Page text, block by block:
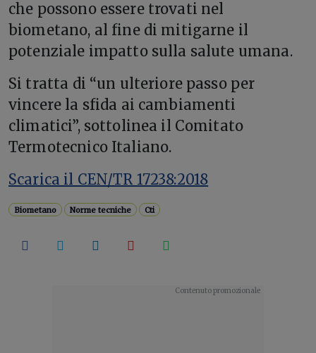
che possono essere trovati nel
biometano, al fine di mitigarne il
potenziale impatto sulla salute umana.
Si tratta di “un ulteriore passo per
vincere la sfida ai cambiamenti
climatici”, sottolinea il Comitato
Termotecnico Italiano.
Scarica il CEN/TR 17238:2018
Biometano Norme tecniche Cti